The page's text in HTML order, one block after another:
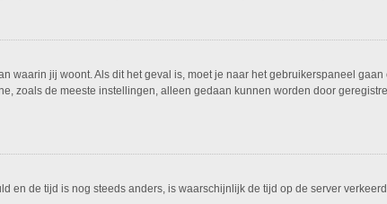
waarin jij woont. Als dit het geval is, moet je naar het gebruikerspaneel
zoals de meeste instellingen, alleen gedaan kunnen worden door
en de tijd is nog steeds anders, is waarschijnlijk de tijd op de server